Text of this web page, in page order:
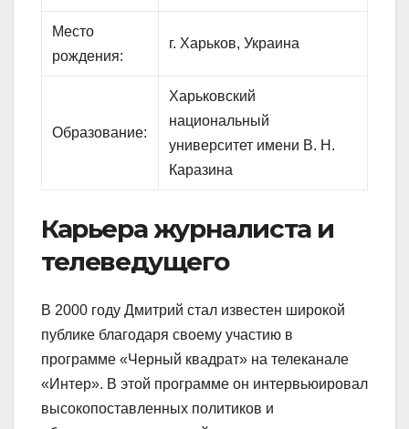
Место
рождения:
г. Харьков, Украина
Образование:
Харьковский
национальный
университет имени В. Н.
Каразина
Карьера журналиста и
телеведущего
В 2000 году Дмитрий стал известен широкой
публике благодаря своему участию в
программе «Черный квадрат» на телеканале
«Интер». В этой программе он интервьюировал
высокопоставленных политиков и